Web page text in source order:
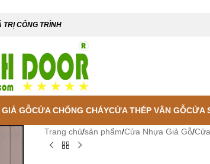
TRỊ CÔNG TRÌNH
GỖCỬA CHỐNG CHÁYCỬA THÉP VÂN GỖCỬA
Trang chủ/sản phẩm/Cửa Nhựa Giả Gỗ/